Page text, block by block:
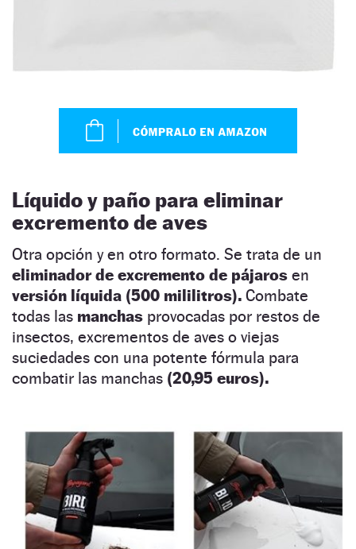
Líquido y paño para eliminar
excremento de aves
Otra opción y en otro formato. Se trata de un
eliminador de excremento de pájaros en
versión líquida (500 mililitros). Combate
todas las manchas provocadas por restos de
insectos, excrementos de aves o viejas
suciedades con una potente fórmula para
combatir las manchas (20,95 euros).